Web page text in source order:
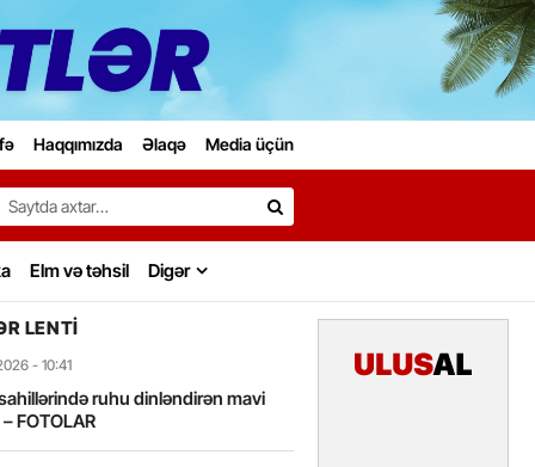
Haqqımızda Əlaqə Media üçün
Search…
Elm və təhsil Digər
LENTI
- 10:41
ruhu dinləndirən mavi
FOTOLAR